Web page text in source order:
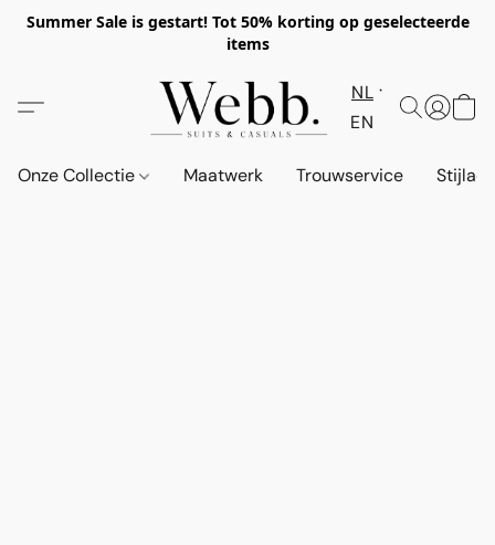
Summer Sale is gestart! Tot 50% korting op geselecteerde
items
NL
EN
Onze Collectie Maatwerk Trouwservice